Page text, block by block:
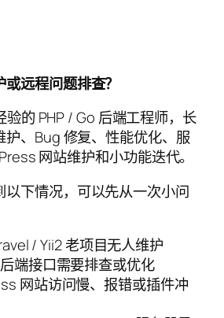
远程问题排查？
验的 PHP / Go 后端工程师，长
护、Bug 修复、性能优化、服
网站维护和小功能迭代。
以下情况，可以先从一次小问
/ Yii2 老项目无人维护
端接口需要排查或优化
网站访问慢、报错或插件冲